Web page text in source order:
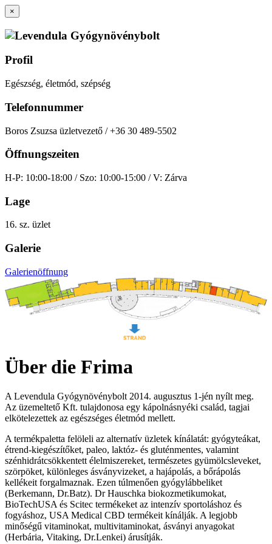
×
Profil
Egészség, életmód, szépség
Telefonnummer
Boros Zsuzsa üzletvezető / +36 30 489-5502
Öffnungszeiten
H-P: 10:00-18:00 / Szo: 10:00-15:00 / V: Zárva
Lage
16. sz. üzlet
Galerie
Galerienöffnung
Über die Frima
A Levendula Gyógynövénybolt 2014. augusztus 1-jén nyílt meg.
Az üzemeltető Kft. tulajdonosa egy kápolnásnyéki család, tagjai
elkötelezettek az egészséges életmód mellett.
A termékpaletta felöleli az alternatív üzletek kínálatát: gyógyteákat,
étrend-kiegészítőket, paleo, laktóz- és gluténmentes, valamint
szénhidrátcsökkentett élelmiszereket, természetes gyümölcsleveket,
szörpöket, különleges ásványvizeket, a hajápolás, a bőrápolás
kellékeit forgalmaznak. Ezen túlmenően gyógylábbeliket
(Berkemann, Dr.Batz). Dr Hauschka biokozmetikumokat,
BioTechUSA és Scitec termékeket az intenzív sportoláshoz és
fogyáshoz, USA Medical CBD termékeit kínálják. A legjobb
minőségű vitaminokat, multivitaminokat, ásványi anyagokat
(Herbária, Vitaking, Dr.Lenkei) árusítják.